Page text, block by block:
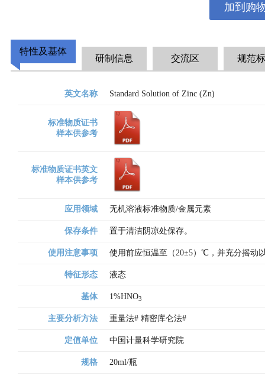
加到购
特性及基体
研制信息 交流区 规范
英文名称 Standard Solution of Zinc (Zn)
标准物质证书
样本供参考
标准物质证书英文
样本供参考
应用领域 无机溶液标准物质/金属元素
保存条件 置于清洁阴凉处保存。
使用注意事项 使用前应恒温至（20±5）℃，并充分摇动
特征形态 液态
基体 1%HNO3
主要分析方法 重量法# 精密库仑法#
定值单位 中国计量科学研究院
规格 20ml/瓶